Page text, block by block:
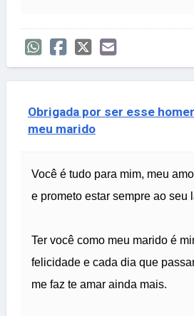
Obrigada por ser esse
meu marido
Você é tudo para mim, meu
e prometo estar sempre ao seu
Ter você como meu marido é
felicidade e cada dia que
me faz te amar ainda mais.